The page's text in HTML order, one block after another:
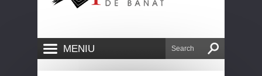
MENIU